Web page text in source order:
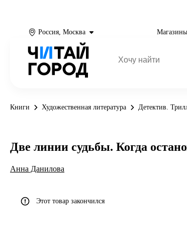
Россия, Москва Магазины
Книги Художественная литература Детектив.
Две линии судьбы. Когда
Анна Данилова
Этот товар закончился